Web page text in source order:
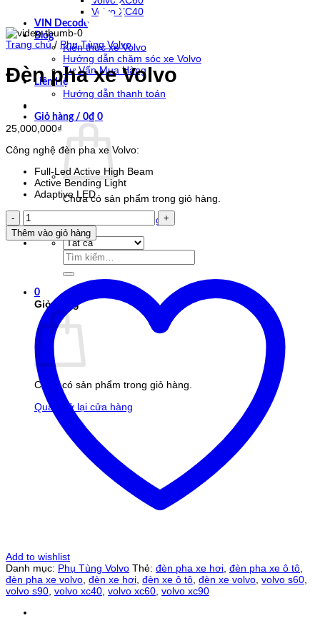
Volvo XC40
VIN Decode
Blog
Kiến thức xe Volvo
Hướng dẫn chăm sóc xe Volvo
Tư Vấn Mua Hàng
Liên Hệ
Hướng dẫn thanh toán
Giỏ hàng / 0₫ 0
Chưa có sản phẩm trong giỏ hàng.
Quay trở lại cửa hàng
Tìm
kiếm:
0
Giỏ hàng
Chưa có sản phẩm trong giỏ hàng.
Quay trở lại cửa hàng
Trang chủ / Phụ Tùng Volvo
Đèn pha xe Volvo
25,000,000₫
Công nghệ đèn pha xe Volvo:
Full-Led Active High Beam
Active Bending Light
Adaptive LED
Đèn
pha
xe
Thêm vào giỏ hàng
Add to wishlist
Danh mục: Phụ Tùng Volvo Thẻ: đèn pha xe hơi đèn pha xe ô tô
đèn pha xe volvo đèn xe hơi đèn xe ô tô đèn xe volvo volvo s60
volvo s90 volvo xc40 volvo xc60 volvo xc90